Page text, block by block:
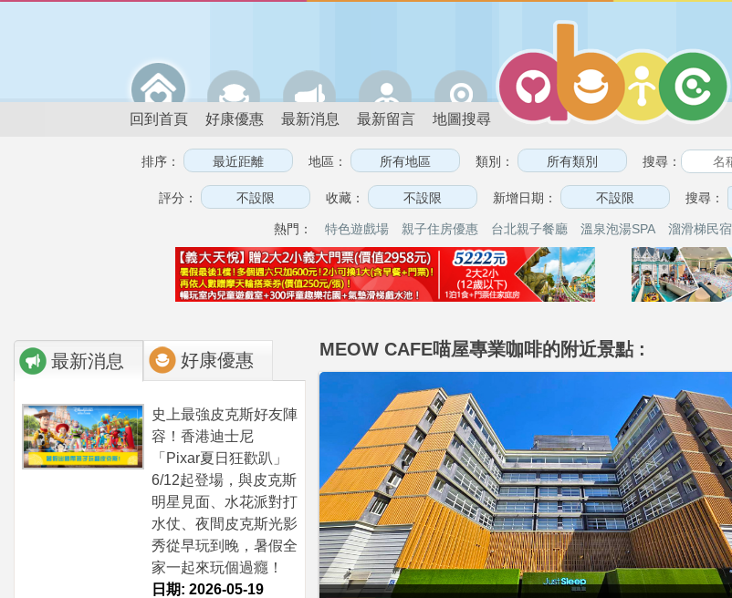
回到首頁 好康優惠 最新消息 最新留言 地圖搜尋
排序： 地區： 類別： 搜尋：
評分： 收藏： 新增日期： 搜尋：
熱門： 特色遊戲場 親子住房優惠 台北親子餐廳 溫泉泡湯SPA 溜滑梯民宿
最新消息 好康優惠
史上最強皮克斯好友陣
容！香港迪士尼
「Pixar夏日狂歡趴」
6/12起登場，與皮克斯
明星見面、水花派對打
水仗、夜間皮克斯光影
秀從早玩到晚，暑假全
家一起來玩個過癮！
日期: 2026-05-19
MEOW CAFE喵屋專業咖啡的附近景點 :